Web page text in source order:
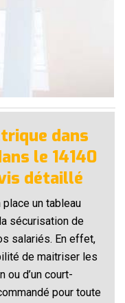
dans
le 14140
détaillé
un tableau
sécurisation de
salariés. En effet,
de maitriser les
ou d’un court-
pour toute